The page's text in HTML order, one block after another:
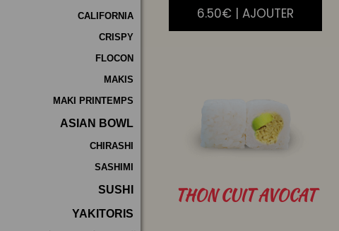
CALIFORNIA
CRISPY
FLOCON
MAKIS
MAKI PRINTEMPS
ASIAN BOWL
CHIRASHI
SASHIMI
SUSHI
YAKITORIS
6.50€ | AJOUTER
THONCUIT AVOCAT